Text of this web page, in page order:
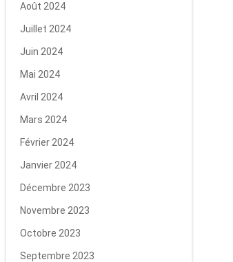
Août 2024
Juillet 2024
Juin 2024
Mai 2024
Avril 2024
Mars 2024
Février 2024
Janvier 2024
Décembre 2023
Novembre 2023
Octobre 2023
Septembre 2023